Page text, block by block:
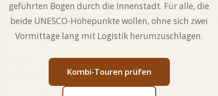
geführten Bogen durch die Innenstadt. Für alle, die
beide UNESCO-Höhepunkte wollen, ohne sich zwei
Vormittage lang mit Logistik herumzuschlagen.
Kombi-Touren prüfen